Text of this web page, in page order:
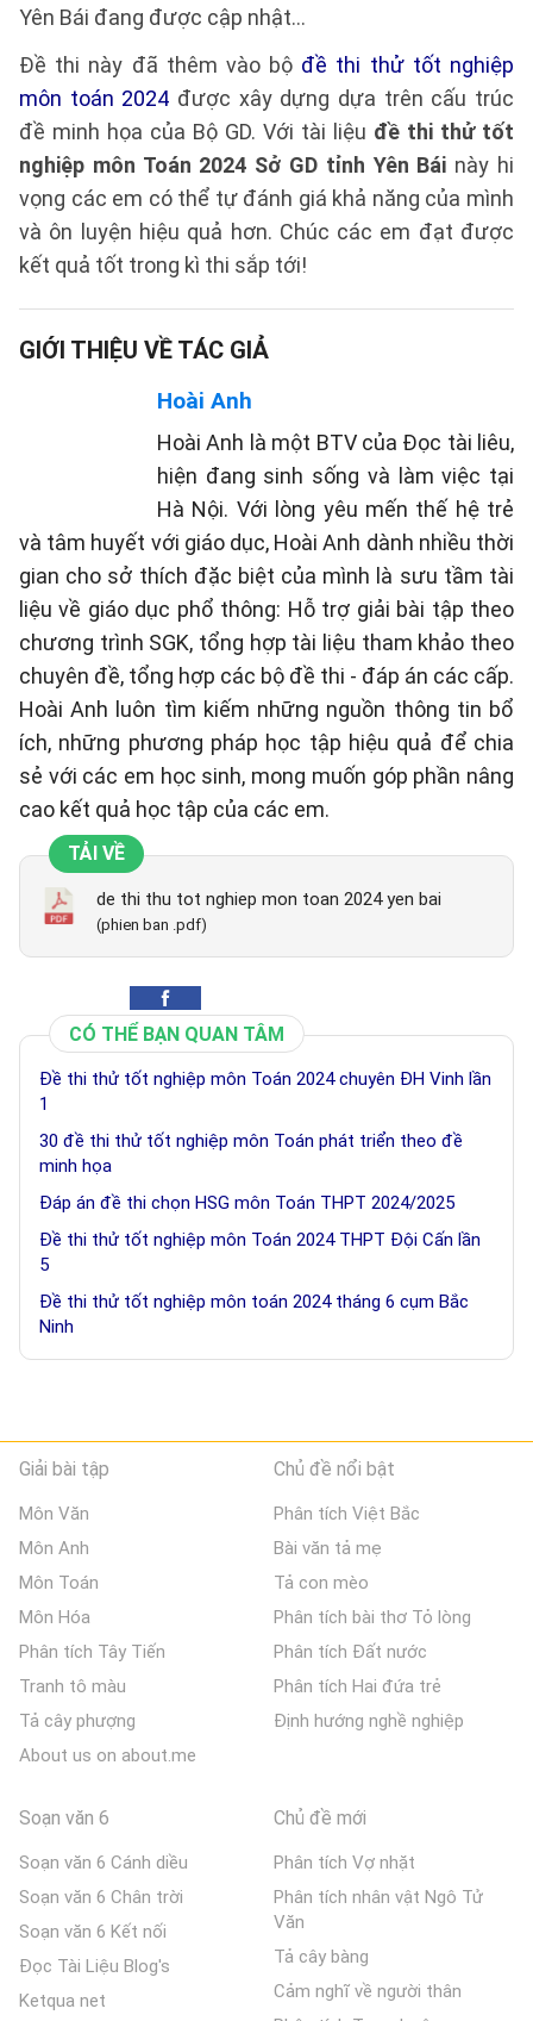
Yên Bái đang được cập nhật...
Đề thi này đã thêm vào bộ đề thi thử tốt nghiệp
môn toán 2024 được xây dựng dựa trên cấu trúc
đề minh họa của Bộ GD. Với tài liệu đề thi thử tốt
nghiệp môn Toán 2024 Sở GD tỉnh Yên Bái này hi
vọng các em có thể tự đánh giá khả năng của mình
và ôn luyện hiệu quả hơn. Chúc các em đạt được
kết quả tốt trong kì thi sắp tới!
GIỚI THIỆU VỀ TÁC GIẢ
Hoài Anh
Hoài Anh là một BTV của Đọc tài liêu,
hiện đang sinh sống và làm việc tại
Hà Nội. Với lòng yêu mến thế hệ trẻ
và tâm huyết với giáo dục, Hoài Anh dành nhiều thời
gian cho sở thích đặc biệt của mình là sưu tầm tài
liệu về giáo dục phổ thông: Hỗ trợ giải bài tập theo
chương trình SGK, tổng hợp tài liệu tham khảo theo
chuyên đề, tổng hợp các bộ đề thi - đáp án các cấp.
Hoài Anh luôn tìm kiếm những nguồn thông tin bổ
ích, những phương pháp học tập hiệu quả để chia
sẻ với các em học sinh, mong muốn góp phần nâng
cao kết quả học tập của các em.
TẢI VỀ
de thi thu tot nghiep mon toan 2024 yen bai
(phien ban .pdf)
CÓ THỂ BẠN QUAN TÂM
Đề thi thử tốt nghiệp môn Toán 2024 chuyên ĐH Vinh lần
1
30 đề thi thử tốt nghiệp môn Toán phát triển theo đề
minh họa
Đáp án đề thi chọn HSG môn Toán THPT 2024/2025
Đề thi thử tốt nghiệp môn Toán 2024 THPT Đội Cấn lần
5
Đề thi thử tốt nghiệp môn toán 2024 tháng 6 cụm Bắc
Ninh
Giải bài tập
Môn Văn
Môn Anh
Môn Toán
Môn Hóa
Phân tích Tây Tiến
Tranh tô màu
Tả cây phượng
About us on about.me
Chủ đề nổi bật
Phân tích Việt Bắc
Bài văn tả mẹ
Tả con mèo
Phân tích bài thơ Tỏ lòng
Phân tích Đất nước
Phân tích Hai đứa trẻ
Định hướng nghề nghiệp
Soạn văn 6
Soạn văn 6 Cánh diều
Soạn văn 6 Chân trời
Soạn văn 6 Kết nối
Đọc Tài Liệu Blog's
Ketqua net
Chủ đề mới
Phân tích Vợ nhặt
Phân tích nhân vật Ngô Tử
Văn
Tả cây bàng
Cảm nghĩ về người thân